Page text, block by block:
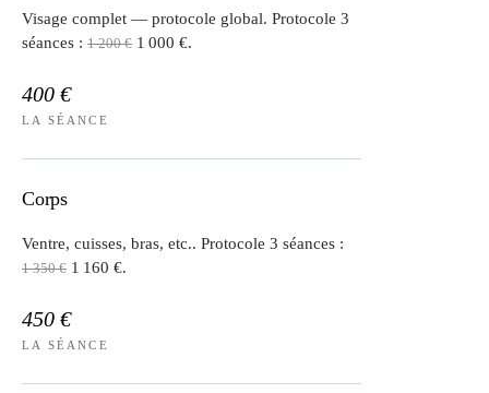
Visage complet — protocole global. Protocole 3
séances : 1 200 € 1 000 €.
400 €
LA SÉANCE
Corps
Ventre, cuisses, bras, etc.. Protocole 3 séances :
1 350 € 1 160 €.
450 €
LA SÉANCE